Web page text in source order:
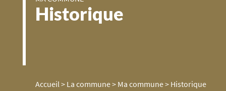
Historique
Accueil> La commune> Ma commune> Historique